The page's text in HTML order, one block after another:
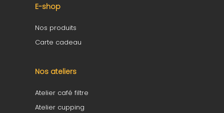
E-shop
Nos produits
Carte cadeau
Nos ateliers
Atelier café filtre
Atelier cupping